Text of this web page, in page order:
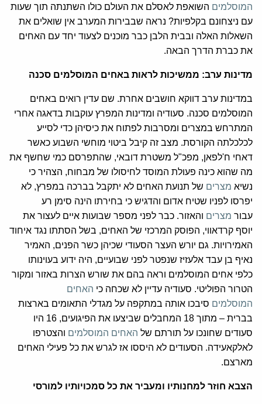
המוסלמים השואפת לאסלם את העולם כולו השתנתה תוך שעות
עם ניצחונם בקלפיות? נראה שבבירות המערב אין שואלים את
השאלות האלה ובבית הלבן כבר מוכנים לצעוד יחד עם האחים
את כברת הדרך הבאה.
מדינות ערב: ממשיכות לראות באחים המוסלמים סכנה
במדינות ערב דווקא חושבים אחרת. שם עדין רואים באחים
המוסלמים סכנה. סעודיה ומדינות המפרץ עוקבות בדאגה אחרי
המתרחש במצרים ומסרבות לפתוח את כיסיהן כדי לסייע
לכלכלתה הקורסת. מצב זה קיבל ביטוי מוחשי השבוע כאשר
דאחי ח'לפאן, מפכ"ל משטרת דובאי, שהתפרסם כמי שחשף את
מה שהוא כינה פעולת המוסד לחיסולו של מבחוח, הצהיר כי
נשיא מצרים של תנועת האחים לא יתקבל בברכה במפרץ, לא
יפרסו לפניו שטיח אדום והדגיש כי בחירתו הינה סימן רע
עבור מצרים והאזור. כבר לפני מספר שבועות איים לעצור את
יוסף קרדאווי, הפוסק המרכזי של האחים, בשל הסתתו נגד איחוד
האמירויות. גם יורש העצר הסעודי שכיהן כשר הפנים, האמיר
נאיף בן עבד אלעזיז שנפטר לפני שבועיים, היה ידוע בעוינותו
כלפי אחים המוסלמים וראה בהם את שורש הצרות באזור ומקור
הטרור הפוליטי. סעודיה עדיין לא שכחה כי האחים
המוסלמים סיבכו אותה במתקפה על מגדלי התאומים בארצות
בברית – מתוך 18 המחבלים שביצעו את הפיגועים, 16 היו
סעודים שחונכו על תורתם של האחים המוסלמים והצטרפו
לאלקאעידה. הסעודים לא היססו אז לגרש את כל פעילי האחים
מארצם.
הצבא חוזר למחנותיו ומעביר את כל סמכויותיו למורסי